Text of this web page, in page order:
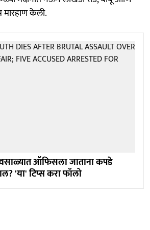
मारहाण केली.
ऑफिसला जाताना कपडे
'या' टिप्स करा फॉलो